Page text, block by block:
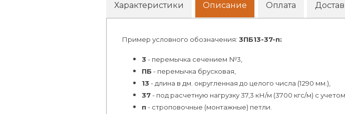
Характеристики Описание Оплата
Пример условного обозначения: 3ПБ13-37-п:
3 - перемычка сечением №3,
ПБ - перемычка брусковая,
13 - длина в дм. округленная до целого числа (1290 мм.),
37- под расчетную нагрузку 37,3 кН/м (3700 кгс/м) с
п - строповочные (монтажные) петли.